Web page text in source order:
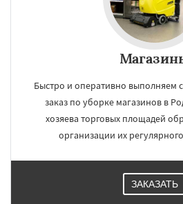
Работаем по
регионам
Свердловск Северный Софрино
Томилино Тучково Уваровка
Черкизово Черусти Шаховская
Быстро и оперативно выполняем
заказ по уборке магазинов в
хозяева торговых площадей
организации их
ЗАКАЗАТЬ
УЗНАТЬ
Даю согласие на обработку